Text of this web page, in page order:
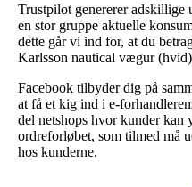
Trustpilot genererer
en stor gruppe aktuelle
dette går vi ind for, at du
Karlsson nautical vægur
Facebook tilbyder dig på
at få et kig ind i e-
del netshops hvor kunder kan
ordreforløbet, som tilmed må
hos kunderne.